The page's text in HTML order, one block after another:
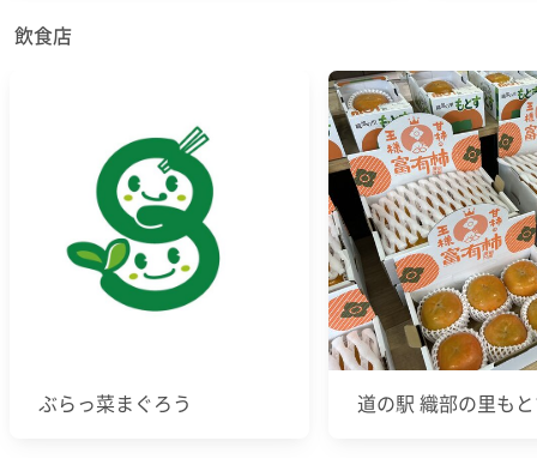
飲食店
ぶらっ菜まぐろう 道の駅 織部の里も